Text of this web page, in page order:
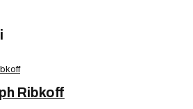
Ribkoff